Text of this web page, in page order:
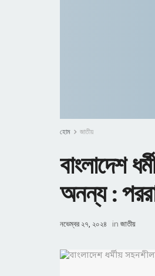
হোম জাতীয়
বাংলাদেশ
অনন্য :
নভেম্বর ২৭, ২০২৪ in জাতীয়